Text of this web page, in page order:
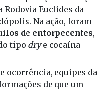
Euclides da
Na ação, foram
de entorpecentes,
tipo drye cocaína.
ocorrência, equipes da
de que um